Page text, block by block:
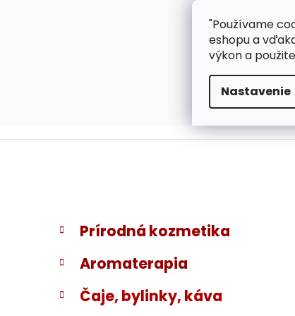
"Používame
eshopu a
výkon a
Nastavenie
ZÁKAZNÍCKA
B
č
ý
Preskočiť
kategórie
K
a
t
e
ó
Prírodná kozmetika
Aromaterapia
Čaje, bylinky, káva